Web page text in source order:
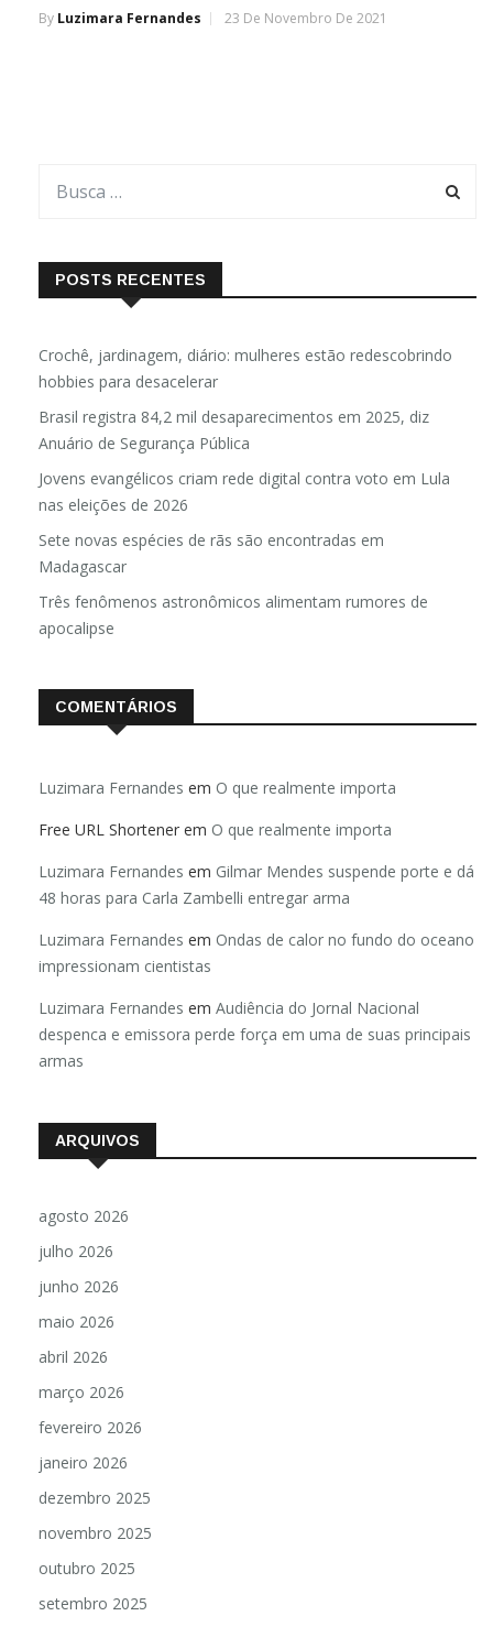
By Luzimara Fernandes 23 De Novembro De 2021
POSTS RECENTES
Crochê, jardinagem, diário: mulheres estão redescobrindo
hobbies para desacelerar
Brasil registra 84,2 mil desaparecimentos em 2025, diz
Anuário de Segurança Pública
Jovens evangélicos criam rede digital contra voto em Lula
nas eleições de 2026
Sete novas espécies de rãs são encontradas em
Madagascar
Três fenômenos astronômicos alimentam rumores de
apocalipse
COMENTÁRIOS
Luzimara Fernandes em O que realmente importa
Free URL Shortener em O que realmente importa
Luzimara Fernandes em Gilmar Mendes suspende porte e dá
48 horas para Carla Zambelli entregar arma
Luzimara Fernandes em Ondas de calor no fundo do oceano
impressionam cientistas
Luzimara Fernandes em Audiência do Jornal Nacional
despenca e emissora perde força em uma de suas principais
armas
ARQUIVOS
agosto 2026
julho 2026
junho 2026
maio 2026
abril 2026
março 2026
fevereiro 2026
janeiro 2026
dezembro 2025
novembro 2025
outubro 2025
setembro 2025